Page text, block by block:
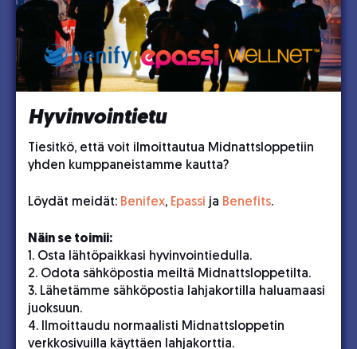
Hyvinvointietu
Tiesitkö, että voit ilmoittautua Midnattsloppetiin
yhden kumppaneistamme kautta?
Löydät meidät: Benifex, Epassi ja Benefits.
Näin se toimii:
1. Osta lähtöpaikkasi hyvinvointiedulla.
2. Odota sähköpostia meiltä Midnattsloppetilta.
3. Lähetämme sähköpostia lahjakortilla haluamaasi
juoksuun.
4. Ilmoittaudu normaalisti Midnattsloppetin
verkkosivuilla käyttäen lahjakorttia.